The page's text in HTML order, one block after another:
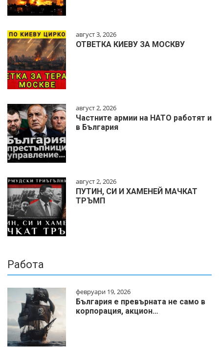
август 3, 2026
ОТВЕТКА КИЕВУ ЗА МОСКВУ
август 2, 2026
Частните армии на НАТО работят и
в България
август 2, 2026
ПУТИН, СИ И ХАМЕНЕЙ МАЧКАТ
ТРЪМП
Работа
февруари 19, 2026
България е превърната не само в
корпорация, акцион…